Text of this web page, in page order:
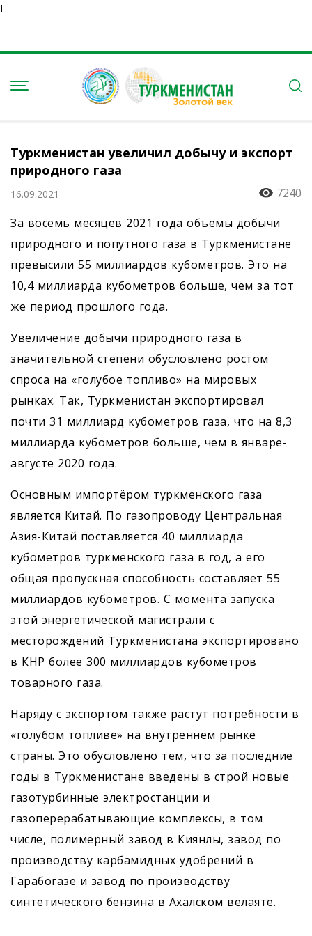
Ï
Туркменистан увеличил добычу и экспорт
природного газа
16.09.2021
7240
За восемь месяцев 2021 года объёмы добычи
природного и попутного газа в Туркменистане
превысили 55 миллиардов кубометров. Это на
10,4 миллиарда кубометров больше, чем за тот
же период прошлого года.
Увеличение добычи природного газа в
значительной степени обусловлено ростом
спроса на «голубое топливо» на мировых
рынках. Так, Туркменистан экспортировал
почти 31 миллиард кубометров газа, что на 8,3
миллиарда кубометров больше, чем в январе-
августе 2020 года.
Основным импортёром туркменского газа
является Китай. По газопроводу Центральная
Азия-Китай поставляется 40 миллиарда
кубометров туркменского газа в год, а его
общая пропускная способность составляет 55
миллиардов кубометров. С момента запуска
этой энергетической магистрали с
месторождений Туркменистана экспортировано
в КНР более 300 миллиардов кубометров
товарного газа.
Наряду с экспортом также растут потребности в
«голубом топливе» на внутреннем рынке
страны. Это обусловлено тем, что за последние
годы в Туркменистане введены в строй новые
газотурбинные электростанции и
газоперерабатывающие комплексы, в том
числе, полимерный завод в Киянлы, завод по
производству карбамидных удобрений в
Гарабогазе и завод по производству
синтетического бензина в Ахалском велаяте.